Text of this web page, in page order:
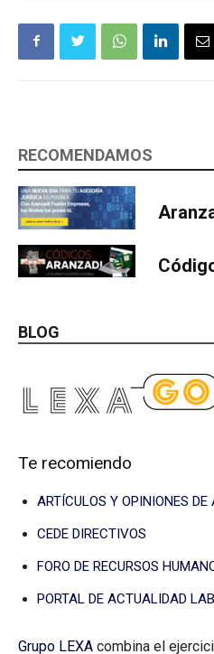
RECOMENDAMOS
BLOG
Te recomiendo
ARTÍCULOS Y OPINIONES DE
CEDE DIRECTIVOS
FORO DE RECURSOS
PORTAL DE ACTUALIDAD
Grupo LEXA combina el